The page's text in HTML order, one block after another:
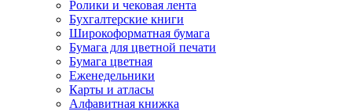
Ролики и чековая лента
Бухгалтерские книги
Широкоформатная бумага
Бумага для цветной печати
Бумага цветная
Еженедельники
Карты и атласы
Алфавитная книжка